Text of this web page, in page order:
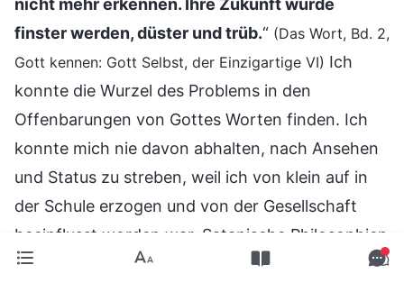
finster werden, düster und trüb.“ (Das Wort, Bd. 2,
Gott kennen: Gott Selbst, der Einzigartige VI) Ich
konnte die Wurzel des Problems in den
Offenbarungen von Gottes Worten finden. Ich
konnte mich nie davon abhalten, nach Ansehen
und Status zu streben, weil ich von klein auf in
der Schule erzogen und von der Gesellschaft
beeinflusst worden war. Satanische Philosophien
und Irrtümer waren tief in mein Herz gepflanzt